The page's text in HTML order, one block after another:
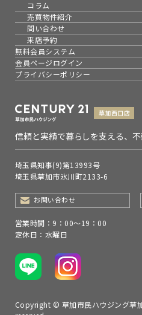
コラム
売買物件紹介
問い合わせ
来店予約
無料会員システム
会員ページログイン
プライバシーポリシー
信頼と実績で暮らしを支える、
埼玉県知事(9)第13993号
埼玉県草加市氷川町2133-6
お問い合わせ
営業時間：9：00～19：00
定休日：水曜日
Copyright © 草加市民ハウジング草